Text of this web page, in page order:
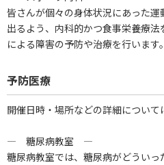
皆さんが個々の身体状況にあった
出るよう、内科的かつ食事栄養療
による障害の予防や治療を行います。
予防医療
開催日時・場所などの詳細について
― 糖尿病教室 ―
糖尿病教室では、糖尿病がどうい